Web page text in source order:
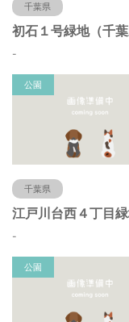
千葉県
-
公園
千葉県
-
公園